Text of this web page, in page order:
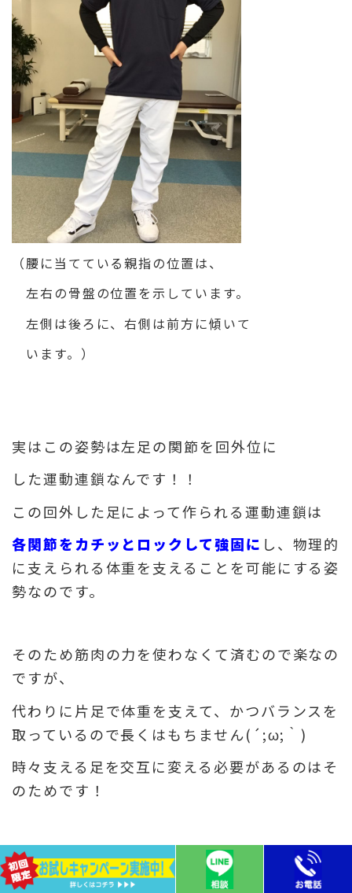
（腰に当てている親指の位置は、
左右の骨盤の位置を示しています。
左側は後ろに、右側は前方に傾いて
います。）
実はこの姿勢は左足の関節を回外位に
した運動連鎖なんです！！
この回外した足によって作られる運動連鎖は
各関節をカチッとロックして強固に し、 物理的
に支えられる体重を支えることを可能にする姿
勢なのです。
そのため筋肉の力を使わなくて済むので楽なの
ですが、
代わりに片足で体重を支えて、かつバランスを
取っているので長くはもちません(´;ω;｀)
時々支える足を交互に変える必要があるのはそ
のためです！